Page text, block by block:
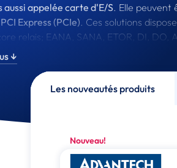
aussi appelée carte d'E/S. Elle peuvent
Express (PCIe). Ces solutions
relais; EANA, SANA, ETOR, DI, DO,
System intègre ses cartes, de la
sur-mesure
↓
Les nouveautés produits
Nouveau!